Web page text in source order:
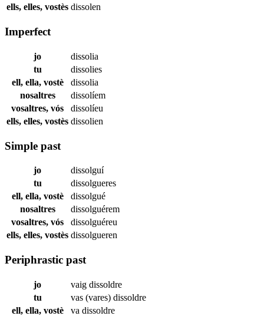
ells, elles, vostès dissolen
Imperfect
jo
dissolia
tu
dissolies
ell, ella, vostè
dissolia
nosaltres
dissolíem
vosaltres, vós
dissolíeu
ells, elles, vostès dissolien
Simple past
jo
dissolguí
tu
dissolgueres
ell, ella, vostè
dissolgué
nosaltres
dissolguérem
vosaltres, vós
dissolguéreu
ells, elles, vostès dissolgueren
Periphrastic past
jo vaig dissoldre
tu
vas (vares) dissoldre
ell, ella, vostè
va dissoldre